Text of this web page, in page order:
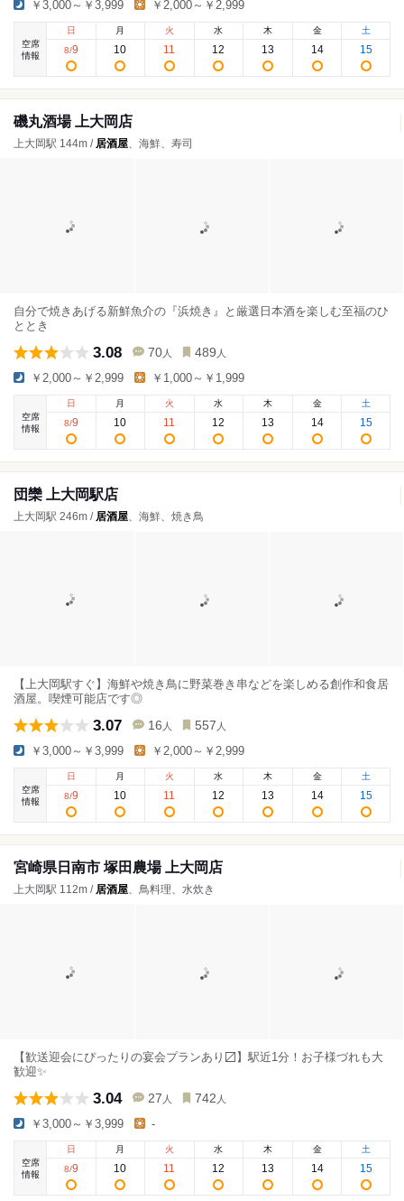
￥3,000～￥3,999 ￥2,000～￥2,999
空席
情報
日
8/9
月
10
火
11
水
12
木
13
金
14
土
15
磯丸酒場 上大岡店
上大岡駅 144m / 居酒屋、海鮮、寿司
自分で焼きあげる新鮮魚介の『浜焼き』と厳選日本酒を楽しむ至福のひ
ととき
3.08 70 人 489 人
￥2,000～￥2,999 ￥1,000～￥1,999
空席
情報
日
8/9
月
10
火
11
水
12
木
13
金
14
土
15
団欒 上大岡駅店
上大岡駅 246m / 居酒屋、海鮮、焼き鳥
【上大岡駅すぐ】海鮮や焼き鳥に野菜巻き串などを楽しめる創作和食居
酒屋。喫煙可能店です◎
3.07 16 人 557 人
￥3,000～￥3,999 ￥2,000～￥2,999
空席
情報
日
8/9
月
10
火
11
水
12
木
13
金
14
土
15
宮崎県日南市 塚田農場 上大岡店
上大岡駅 112m / 居酒屋、鳥料理、水炊き
【歓送迎会にぴったりの宴会プランあり〼】駅近1分！お子様づれも大
歓迎✨
3.04 27 人 742 人
￥3,000～￥3,999 -
空席
情報
日
8/9
月
10
火
11
水
12
木
13
金
14
土
15